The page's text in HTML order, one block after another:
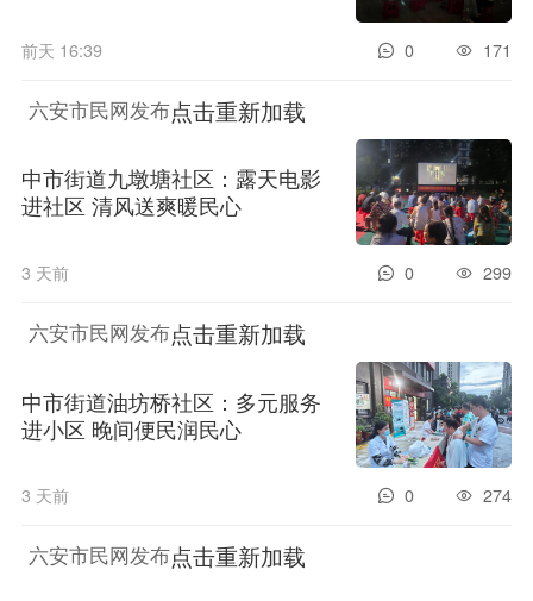
前天 16:39 171
0
六安市民网发布点击重新加载
中市街道九墩塘社区：露天电影
进社区 清风送爽暖民心
3 天前 299
0
六安市民网发布点击重新加载
中市街道油坊桥社区：多元服务
进小区 晚间便民润民心
3 天前 274
0
六安市民网发布点击重新加载